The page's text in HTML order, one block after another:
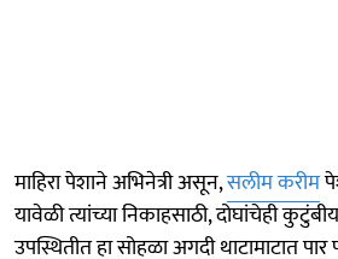
माहिरा पेशाने अभिनेत्री असून,सलीम करीम
यावेळी त्यांच्या निकाहसाठी, दोघांचेही कुटुंबीय,
उपस्थितीत हा सोहळा अगदी थाटामाटात पार